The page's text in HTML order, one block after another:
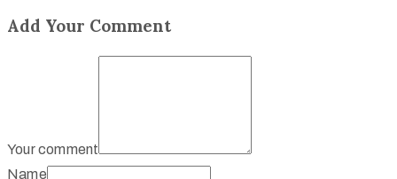
Add Your Comment
Your comment
Name